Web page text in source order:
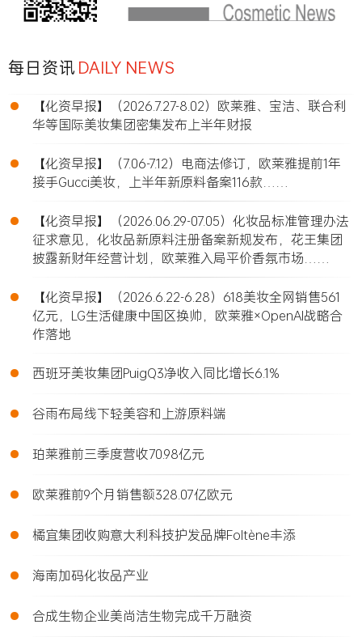
每日资讯DAILY NEWS
•
【化资早报】（2026.7.27-8.02）欧莱雅、宝洁、联合利
华等国际美妆集团密集发布上半年财报
•
【化资早报】（7.06-7.12）电商法修订，欧莱雅提前1年
接手Gucci美妆，上半年新原料备案116款……
•
【化资早报】（2026.06.29-07.05）化妆品标准管理办法
征求意见，化妆品新原料注册备案新规发布，花王集团
披露新财年经营计划，欧莱雅入局平价香氛市场……
•
【化资早报】（2026.6.22-6.28）618美妆全网销售561
亿元，LG生活健康中国区换帅，欧莱雅×OpenAI战略合
作落地
• 西班牙美妆集团PuigQ3净收入同比增长6.1%
• 谷雨布局线下轻美容和上游原料端
• 珀莱雅前三季度营收70.98亿元
• 欧莱雅前9个月销售额328.07亿欧元
• 橘宜集团收购意大利科技护发品牌Foltène丰添
• 海南加码化妆品产业
• 合成生物企业美尚洁生物完成千万融资